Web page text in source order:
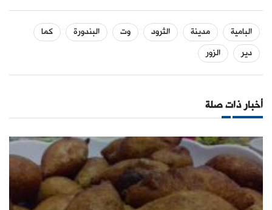
البامية مدينة الثرود وت البندورة
كما
دير
الزور
أخبار ذات صلة